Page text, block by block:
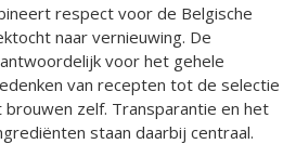
respect voor de Belgische
naar vernieuwing. De
voor het gehele
van recepten tot de selectie
zelf. Transparantie en het
staan daarbij centraal.